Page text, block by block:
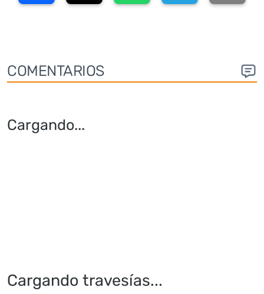
COMENTARIOS
Cargando...
Cargando travesías...